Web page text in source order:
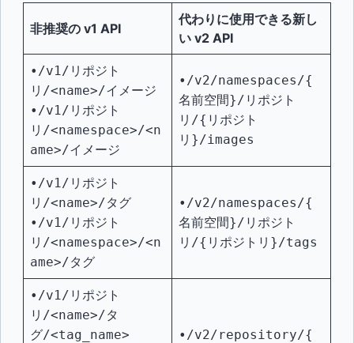
非推奨の v1 API
代わりに使用できる新し
い v2 API
•/v1/リポジト
リ/<name>/イメージ
•/v1/リポジト
リ/<namespace>/<n
ame>/イメージ
•/v2/namespaces/{
名前空間}/リポジト
リ/{リポジト
リ}/images
•/v1/リポジト
リ/<name>/タグ
•/v1/リポジト
リ/<namespace>/<n
ame>/タグ
•/v2/namespaces/{
名前空間}/リポジト
リ/{リポジトリ}/tags
•/v1/リポジト
リ/<name>/タ
グ/<tag_name>
•/v2/repository/{